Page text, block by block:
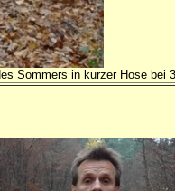
Sommers in kurzer Hose bei